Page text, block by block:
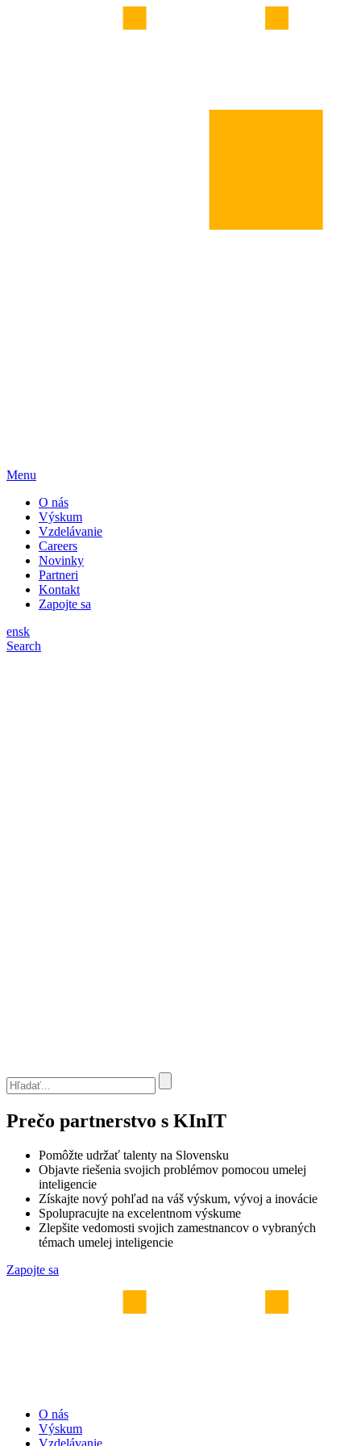
Menu
O nás
Výskum
Vzdelávanie
Careers
Novinky
Partneri
Kontakt
Zapojte sa
ensk
Search
Prečo partnerstvo s KInIT
Pomôžte udržať talenty na Slovensku
Objavte riešenia svojich problémov pomocou umelej
inteligencie
Získajte nový pohľad na váš výskum, vývoj a inovácie
Spolupracujte na excelentnom výskume
Zlepšite vedomosti svojich zamestnancov o vybraných
témach umelej inteligencie
Zapojte sa
O nás
Výskum
Vzdelávanie